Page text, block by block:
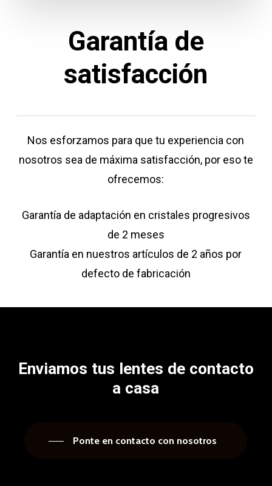
Garantía de
satisfacción
Nos esforzamos para que tu experiencia con
nosotros sea de máxima satisfacción, por eso te
ofrecemos:
Garantía de adaptación en cristales progresivos
de 2 meses
Garantía en nuestros artículos de 2 años por
defecto de fabricación
Enviamos tus lentes de contacto
a casa
Ponte en contacto con nosotros